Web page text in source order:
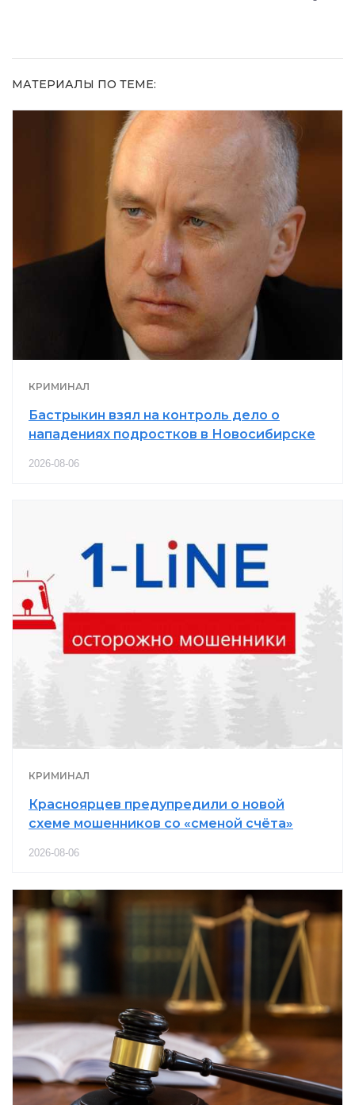
МАТЕРИАЛЫ ПО ТЕМЕ:
КРИМИНАЛ
Бастрыкин взял на контроль дело о
нападениях подростков в Новосибирске
2026-08-06
КРИМИНАЛ
Красноярцев предупредили о новой
схеме мошенников со «сменой счёта»
2026-08-06